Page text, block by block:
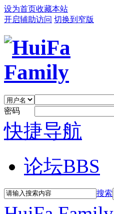
设为首页收藏本站
开启辅助访问 切换到窄版
密码
快捷导航
论坛BBS
搜索